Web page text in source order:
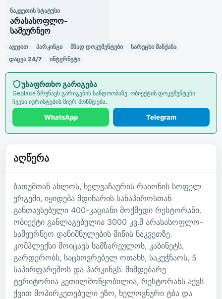
ნაკვეთის სტატუსი
არასასოფლო-
სამეურნეო
ავეჯით პარკინგი მზად დოკუმენტები
სარეცხი მანქანა
დაცვა 24/7
ინტერნეტი
უსაფრთხო გარიგება
Geplace ზრუნავს გარიგების სანდოობაზე. ობიექტის დოკუმენტები
ჩვენი იურისტების მიერ მოწმდება.
WhatsApp Telegram
აღწერა
ბათუმთან ახლოს, ხელვაჩაურის რაიონის სოფელ
ერგეში, იყიდება მდინარის სანაპიროსთან
განთავსებული 400-კაციანი მოქმედი რესტორანი.
ობიექტი განლაგებულია 3000 კვ.მ არასასოფლო-
სამეურნეო დანიშნულების მიწის ნაკვეთზე.
კომპლექსი მოიცავს სამზარეულოს, კაბინეტს,
გარდერობს, საცხოვრებელ ოთახს, საკუჭნაოს, 5
საპირფარეშოს და პარკინგს. მიმდებარე
ტერიტორია კეთილმოწყობილია, რესტორანს აქვს
ქვით მოპირკეთებული ეზო, ხელოვნური ტბა და